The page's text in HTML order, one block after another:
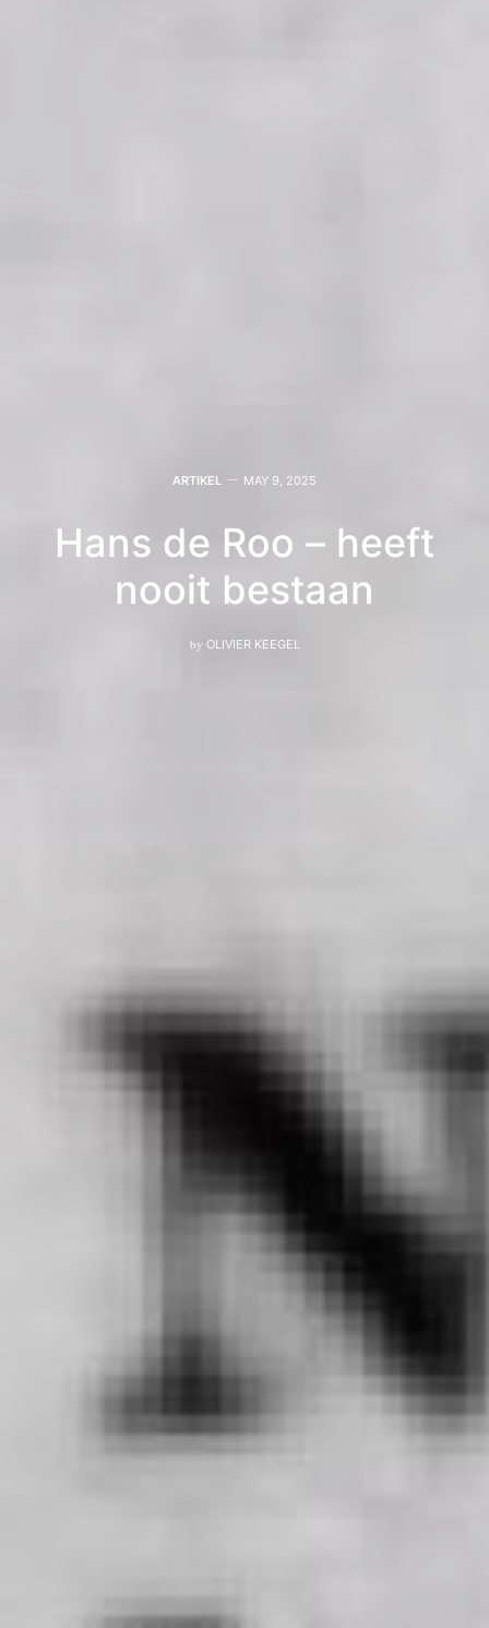
ARTIKEL MAY 9, 2025
Hans de Roo – heeft
nooit bestaan
by OLIVIER KEEGEL